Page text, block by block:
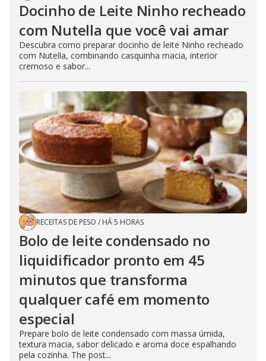
Docinho de Leite Ninho recheado
com Nutella que você vai amar
Descubra como preparar docinho de leite Ninho recheado
com Nutella, combinando casquinha macia, interior
cremoso e sabor...
RECEITAS DE PESO / HÁ 5 HORAS
Bolo de leite condensado no
liquidificador pronto em 45
minutos que transforma
qualquer café em momento
especial
Prepare bolo de leite condensado com massa úmida,
textura macia, sabor delicado e aroma doce espalhando
pela cozinha. The post...